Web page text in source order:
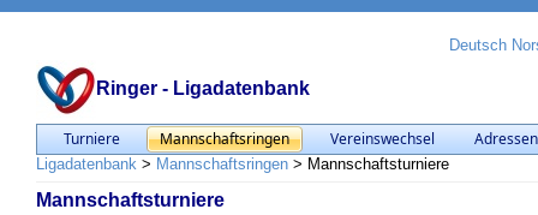
Ringer - Ligadatenbank
Deutsch
Turniere Mannschaftsringen Vereinswechsel Adressen
Ligadatenbank > Mannschaftsringen > Mannschaftsturniere
Mannschaftsturniere